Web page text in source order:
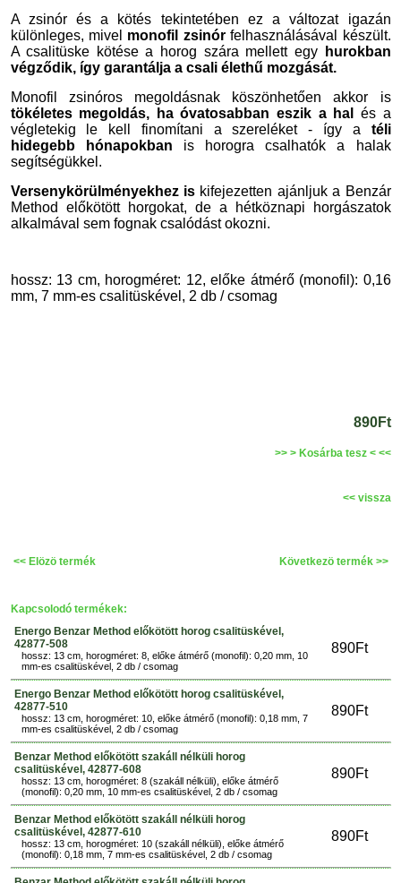
A zsinór és a kötés tekintetében ez a változat igazán
különleges, mivel monofil zsinórfelhasználásával készült.
A csalitüske kötése a horog szára mellett egy
hurokban
végződik, így garantálja a csali élethű mozgását.
Monofil zsinóros megoldásnak köszönhetően akkor is
tökéletes megoldás, ha óvatosabban eszik a hal
és a
végletekig le kell finomítani a szereléket - így a téli
hidegebb hónapokban is horogra csalhatók a halak
segítségükkel.
Versenykörülményekhez iskifejezetten ajánljuka Benzár
Method előkötött horgokat, de a hétköznapi horgászatok
alkalmával sem fognak csalódást okozni.
hossz: 13 cm, horogméret: 12, előke átmérő (monofil): 0,16
mm, 7 mm-es csalitüskével, 2 db / csomag
890Ft
>> > Kosárba tesz < <<
<< vissza
<< Elözö termék Következö termék >>
Kapcsolodó termékek:
Energo Benzar Method előkötött horog csalitüskével,
42877-508
890Ft
hossz: 13 cm, horogméret: 8, előke átmérő (monofil): 0,20 mm, 10
mm-es csalitüskével, 2 db / csomag
Energo Benzar Method előkötött horog csalitüskével,
42877-510
890Ft
hossz: 13 cm, horogméret: 10, előke átmérő (monofil): 0,18 mm, 7
mm-es csalitüskével, 2 db / csomag
Benzar Method előkötött szakáll nélküli horog
csalitüskével, 42877-608
890Ft
hossz: 13 cm, horogméret: 8 (szakáll nélküli), előke átmérő
(monofil): 0,20 mm, 10 mm-es csalitüskével, 2 db / csomag
Benzar Method előkötött szakáll nélküli horog
csalitüskével, 42877-610
890Ft
hossz: 13 cm, horogméret: 10 (szakáll nélküli), előke átmérő
(monofil): 0,18 mm, 7 mm-es csalitüskével, 2 db / csomag